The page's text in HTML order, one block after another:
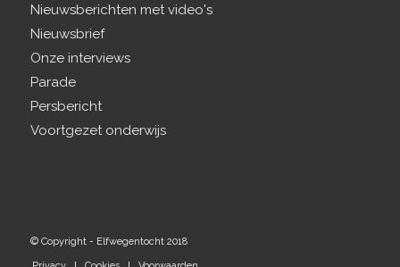
Nieuwsberichten met video's
Nieuwsbrief
Onze interviews
Parade
Persbericht
Voortgezet onderwijs
© Copyright - Elfwegentocht 2018